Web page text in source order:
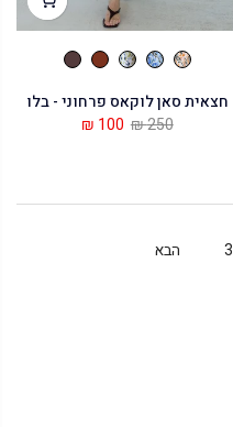
חצאית סאן לוקאס פרחוני - בלו
250 ₪
100 ₪
3 הבא